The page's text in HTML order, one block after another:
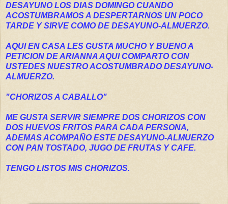
DESAYUNO LOS DIAS DOMINGO CUANDO
ACOSTUMBRAMOS A DESPERTARNOS UN POCO
TARDE Y SIRVE COMO DE DESAYUNO-ALMUERZO.
AQUI EN CASA LES GUSTA MUCHO Y BUENO A
PETICION DE ARIANNA AQUI COMPARTO CON
USTEDES NUESTRO ACOSTUMBRADO DESAYUNO-
ALMUERZO.
"CHORIZOS A CABALLO"
ME GUSTA SERVIR SIEMPRE DOS CHORIZOS CON
DOS HUEVOS FRITOS PARA CADA PERSONA,
ADEMAS ACOMPAÑO ESTE DESAYUNO-ALMUERZO
CON PAN TOSTADO, JUGO DE FRUTAS Y CAFE.
TENGO LISTOS MIS CHORIZOS.